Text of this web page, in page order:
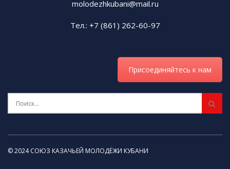
molodezhkubani@mail.ru
Тел.: +7 (861) 262-60-97
Присоединяйтесь к нам
© 2024 СОЮЗ КАЗАЧЬЕЙ МОЛОДЁЖИ КУБАНИ